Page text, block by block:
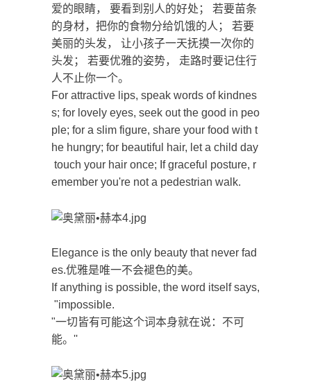
爱的眼睛， 要看到别人的好处； 若要苗条
的身材，把你的食物分给饥饿的人； 若要
美丽的头发， 让小孩子一天抚摸一次你的
头发； 若要优雅的姿势， 走路时要记住行
人不止你一个。
For attractive lips, speak words of kindnes
s; for lovely eyes, seek out the good in peo
ple; for a slim figure, share your food with t
he hungry; for beautiful hair, let a child day
touch your hair once; If graceful posture, r
emember you're not a pedestrian walk.
Elegance is the only beauty that never fad
es.优雅是唯一不会褪色的美。
If anything is possible, the word itself says,
"impossible.
"一切皆有可能这个词本身就在说：不可
能。''